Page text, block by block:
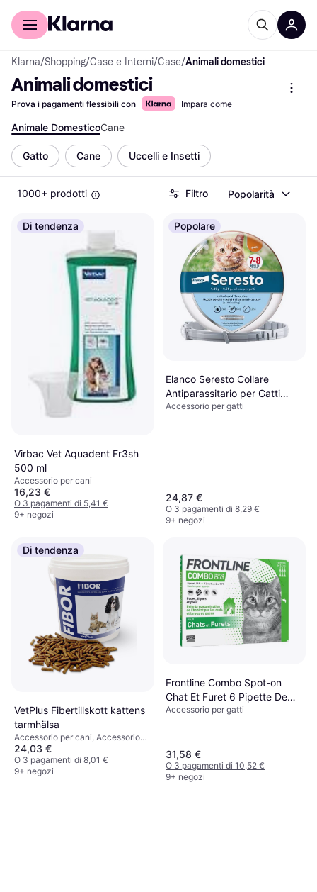
Per il tuo shopping
Klarna/Shopping/Case e Interni/Case/Animali domestici
Animali domestici
Prova i pagamenti flessibili con Impara come
Animale DomesticoCane
Gatto Cane Uccelli e Insetti
1000+ prodotti Filtro Popolarità
Di tendenza
Virbac Vet Aquadent Fr3sh
500 ml
Accessorio per cani
16,23 €
O 3 pagamenti di 5,41 €
9+ negozi
Popolare
Elanco Seresto Collare
Antiparassitario per Gatti
1,25g
Accessorio per gatti
24,87 €
O 3 pagamenti di 8,29 €
9+ negozi
Di tendenza
VetPlus Fibertillskott kattens
tarmhälsa
Accessorio per cani, Accessorio
per gatti
24,03 €
O 3 pagamenti di 8,01 €
9+ negozi
Frontline Combo Spot-on
Chat Et Furet 6 Pipette De
0.5ml
Accessorio per gatti
31,58 €
O 3 pagamenti di 10,52 €
9+ negozi